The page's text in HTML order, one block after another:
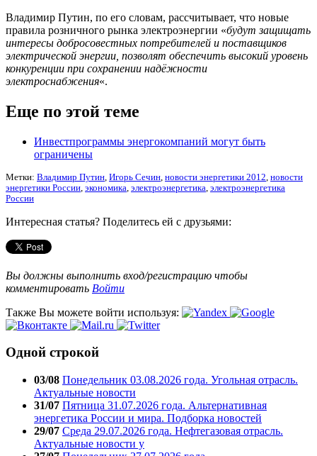
Владимир Путин, по его словам, рассчитывает, что новые
правила розничного рынка электроэнергии «будут защищать
интересы добросовестных потребителей и поставщиков
электрической энергии, позволят обеспечить высокий уровень
конкуренции при сохранении надёжности
электроснабжения«.
Еще по этой теме
Инвестпрограммы энергокомпаний могут быть
ограничены
Метки: Владимир Путин Игорь Сечин новости энергетики 2012 новости
энергетики России экономика электроэнергетика электроэнергетика
России
Интересная статья? Поделитесь ей с друзьями:
Вы должны выполнить вход/регистрацию чтобы
комментировать Войти
Также Вы можете войти используя:
Одной строкой
03/08 Понедельник 03.08.2026 года. Угольная отрасль.
Актуальные новости
31/07 Пятница 31.07.2026 года. Альтернативная
энергетика России и мира. Подборка новостей
29/07 Среда 29.07.2026 года. Нефтегазовая отрасль.
Актуальные новости у